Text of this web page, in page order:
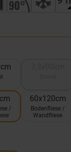
/
60x120cm
Bodenfliese /
Wandfliese